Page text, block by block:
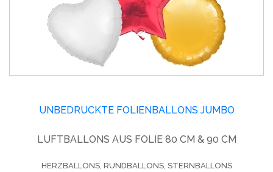
UNBEDRUCKTE FOLIENBALLONS JUMBO
LUFTBALLONS AUS FOLIE 80 CM & 90 CM
HERZBALLONS, RUNDBALLONS, STERNBALLONS